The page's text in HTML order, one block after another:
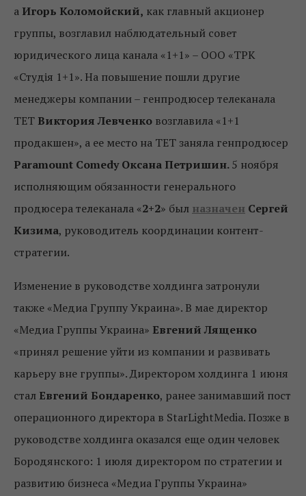
а Игорь Коломойский, как главный акционер
группы, возглавил наблюдательный совет
юридического лица канала «1+1» – ООО «ТРК
«Студія 1+1». На повышение пошли другие
менеджеры компании – генпродюсер телеканала
ТЕТ Виктория Левченко возглавила «1+1
продакшен», а ее место на ТЕТ заняла генпродюсер
Paramount Comedy Оксана Петришин.5 ноября
исполняющим обязанности генерального
продюсера телеканала «2+2» был назначен Сергей
Кизима, руководитель координации контент-
стратегии.
Изменение в руководстве холдинга затронули
также «Медиа Группу Украина». В мае директор
«Медиа Группы Украина» Евгений Лященко
«принял решение уйти из компании и развивать
карьеру вне группы». Директором холдинга 1 июня
стал Евгений Бондаренко, ранее занимавший пост
операционного директора в StarLightMedia. Позже в
руководстве холдинга оказался еще один человек
Бородянского: 1 июля директором по стратегии и
развитию бизнеса «Медиа Группы Украина»